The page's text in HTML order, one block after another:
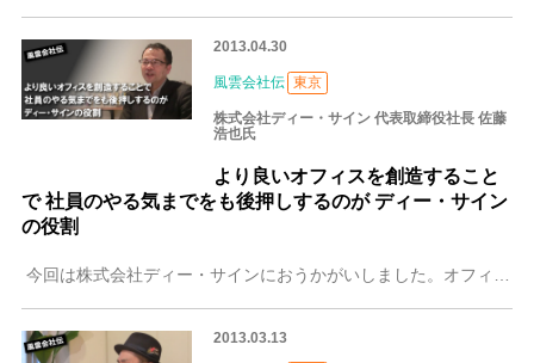
2013.04.30
風雲会社伝 東京
株式会社ディー・サイン 代表取締役社長 佐藤
浩也氏
より良いオフィスを創造すること
で 社員のやる気までをも後押しするのが ディー・サイン
の役割
2013.03.13